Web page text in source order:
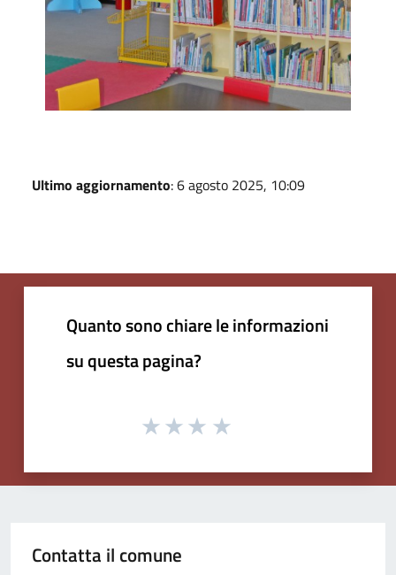
Ultimo aggiornamento: 6 agosto 2025, 10:09
Quanto sono chiare le informazioni
su questa pagina?
Contatta il comune